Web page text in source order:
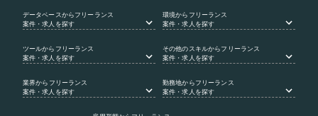
データベース からフリーランス
案件・求人を探す
環境からフリーランス
案件・求人を探す
ツールからフリーランス
案件・求人を探す
その他のスキルからフリーランス
案件・求人を探す
業界からフリーランス
案件・求人を探す
勤務地からフリーランス
案件・求人を探す